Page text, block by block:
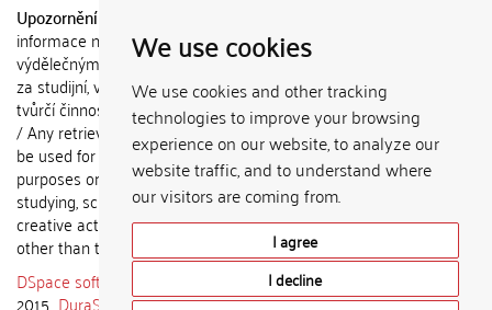
We use cookies
We use cookies and other tracking
technologies to improve your browsing
experience on our website, to analyze our
website traffic, and to understand where
our visitors are coming from.
I agree
I decline
Upozornění / Notice:
informace nemohou být použity k
výdělečným účelům nebo vydávány
za studijní, vědeckou nebo jinou
tvůrčí činnost jiné osoby než autora.
/ Any retrieved information shall not
be used for any commercial
purposes or claimed as results of
studying, scientific or any other
creative activities of any person
other than the author.
DSpace software
2015 DuraSpace